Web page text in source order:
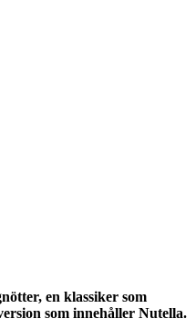
en klassiker som
som innehåller Nutella.